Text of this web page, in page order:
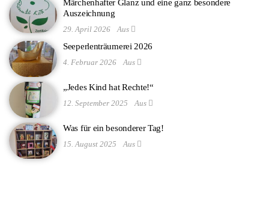
Märchenhafter Glanz und eine ganz besondere
Auszeichnung
29. April 2026 Aus
Seeperlenträumerei 2026
4. Februar 2026 Aus
„Jedes Kind hat Rechte!“
12. September 2025 Aus
Was für ein besonderer Tag!
15. August 2025 Aus